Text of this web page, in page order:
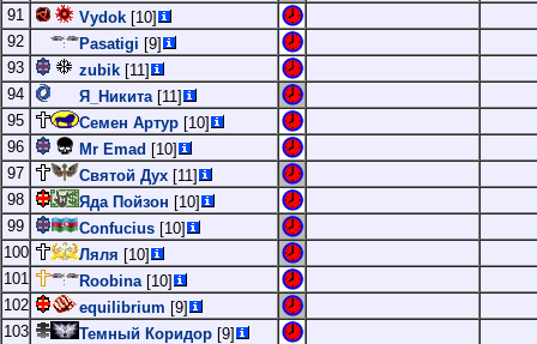
91 Vydok [10]
92
Pasatigi [9]
93
zubik [11]
94
Я_Никита[11]
95
Семен Артур [10]
96
Mr Emad [10]
97
Святой Дух [11]
98
Яда Пойзон [10]
99
Confucius [10]
100
Ляля [10]
101
Roobina[10]
102
equilibrium [9]
103
Темный Коридор [9]